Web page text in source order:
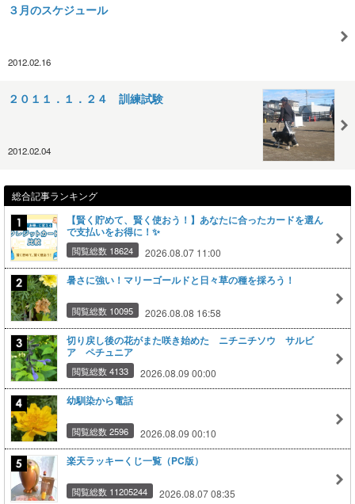
３月のスケジュール
2012.02.16
２０１１．１．２４ 訓練試験
2012.02.04
総合記事ランキング
【賢く貯めて、賢く使おう！】あなたに合ったカードを選ん
で支払いをお得に！✨
閲覧総数 18624 2026.08.07 11:00
暑さに強い！マリーゴールドと日々草の種を採ろう！
閲覧総数 10095 2026.08.08 16:58
切り戻し後の花がまた咲き始めた ニチニチソウ サルビ
ア ペチュニア
閲覧総数 4133 2026.08.09 00:00
幼馴染から電話
閲覧総数 2596 2026.08.09 00:10
楽天ラッキーくじ一覧（PC版）
閲覧総数 11205244 2026.08.07 08:35